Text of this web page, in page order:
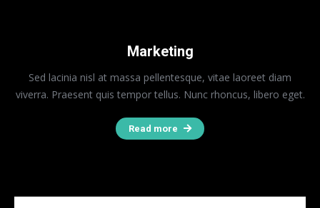
Marketing
Sed lacinia nisl at massa pellentesque, vitae laoreet diam
viverra. Praesent quis tempor tellus. Nunc rhoncus, libero eget.
Read more